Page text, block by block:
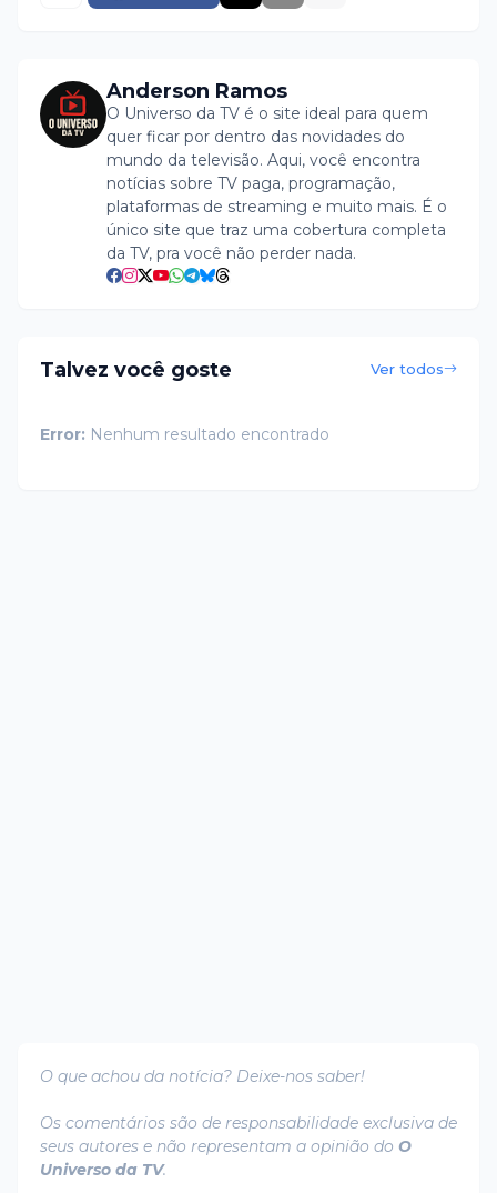
Anderson Ramos
O Universo da TV é o site ideal para quem
quer ficar por dentro das novidades do
mundo da televisão. Aqui, você encontra
notícias sobre TV paga, programação,
plataformas de streaming e muito mais. É o
único site que traz uma cobertura completa
da TV, pra você não perder nada.
Talvez você goste Ver todos
Error: Nenhum resultado encontrado
O que achou da notícia? Deixe-nos saber!
Os comentários são de responsabilidade exclusiva de
seus autores e não representam a opinião do O
Universo da TV.